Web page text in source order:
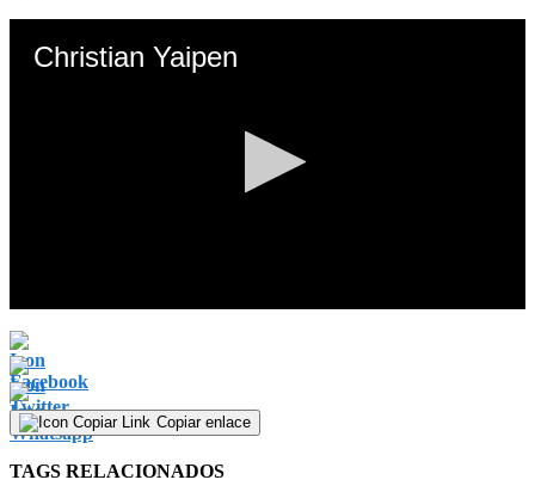
Christian Yaipen
seconds
of
0
seconds
Copiar enlace
TAGS RELACIONADOS